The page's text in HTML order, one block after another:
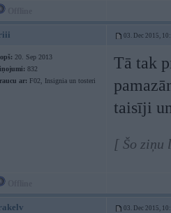
03. Dec 2015,
20. Sep 2013
832
ar: F02, Insignia un tosteri
Tā tak
taisīji
[ Šo ziņu
03. Dec 2015,